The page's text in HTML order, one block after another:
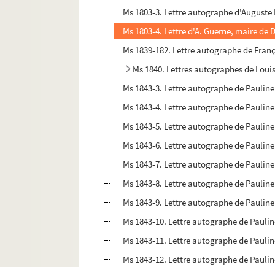
Ms 1803-3. Lettre autographe
Ms 1803-4. Lettre d'A. Guerne, maire
Ms 1839-182. Lettre autographe de
Ms 1840. Lettres autographes de
Ms 1843-3. Lettre autographe de
Ms 1843-4. Lettre autographe de
Ms 1843-5. Lettre autographe de
Ms 1843-6. Lettre autographe de
Ms 1843-7. Lettre autographe de
Ms 1843-8. Lettre autographe de
Ms 1843-9. Lettre autographe de
Ms 1843-10. Lettre autographe de
Ms 1843-11. Lettre autographe de
Ms 1843-12. Lettre autographe de